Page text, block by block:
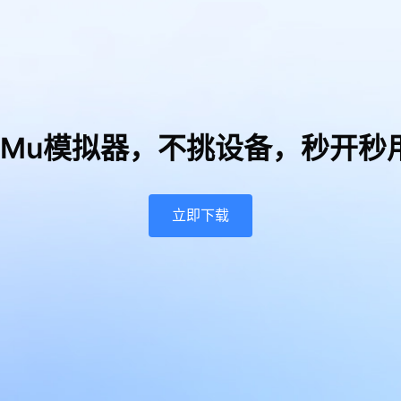
模拟器， 不挑设备，秒开秒
立即下载